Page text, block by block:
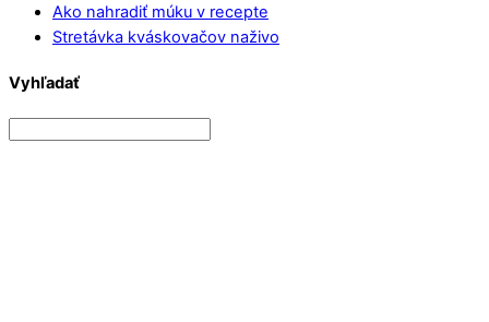
Ako nahradiť múku v recepte
Stretávka kváskovačov naživo
Vyhľadať